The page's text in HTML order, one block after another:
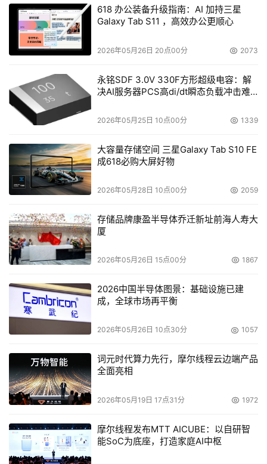
采用PowerPATH的解决方案满足信息系统高性能和高
可用性方面的要求.
本文来源于DOIT传媒，文章内容仅供参考，不构成投资建议。
618 办公装备升级指南：AI 加持三星
Galaxy Tab S11 ，高效办公更顺心
2026年05月26日 20点00分 2073
永铭SDF 3.0V 330F方形超级电容：解
决AI服务器PCS高di/dt瞬态负载冲击难
2026年05月25日 10点00分 1339
大容量存储空间 三星Galaxy Tab S10 FE
成618必购大屏好物
2026年05月28日 10点00分 2059
存储品牌康盈半导体乔迁新址前海人寿大
厦
2026年05月26日 15点00分 1867
2026中国半导体图景：基础设施已建
成，全球市场再平衡
2026年05月26日 10点30分 1057
词元时代算力先行，摩尔线程云边端产品
全面亮相
2026年05月19日 17点31分 1972
摩尔线程发布MTT AICUBE：以自研智
能SoC为底座，打造家庭AI中枢